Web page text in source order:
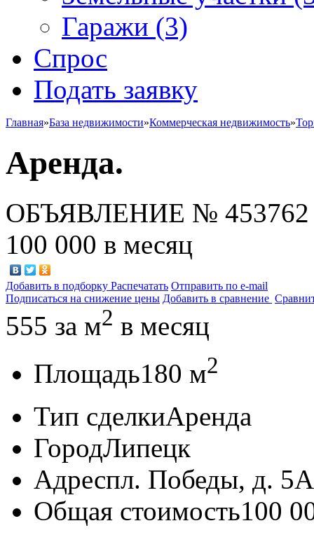
Гаражи (3)
Спрос
Подать заявку
Главная»База недвижимости»Коммерческая недвижимость»
Аренда.
ОБЪЯВЛЕНИЕ № 453762
100 000 в месяц
Добавить в подборку Распечатать Отправить по e-mail
Подписаться на снижение цены Добавить в сравнение
555 за м2 в месяц
Площадь180 м2
Тип сделкиАренда
ГородЛипецк
Адреспл. Победы, д. 5А
Общая стоимость100